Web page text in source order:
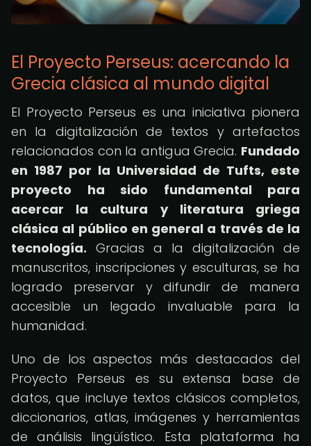
El Proyecto Perseus: acercando la
Grecia clásica al mundo digital
El Proyecto Perseus es una iniciativa pionera
en la digitalización de textos y artefactos
relacionados con la antigua Grecia. Fundado
en 1987 por la Universidad de Tufts, este
proyecto ha sido fundamental para
acercar la cultura y literatura griega
clásica al público en general a través de la
tecnología. Gracias a la digitalización de
manuscritos, inscripciones y esculturas, se ha
logrado preservar y difundir de manera
accesible un legado invaluable para la
humanidad.
Uno de los aspectos más destacados del
Proyecto Perseus es su extensa base de
datos, que incluye textos clásicos completos,
diccionarios, atlas, imágenes y herramientas
de análisis lingüístico. Esta plataforma ha